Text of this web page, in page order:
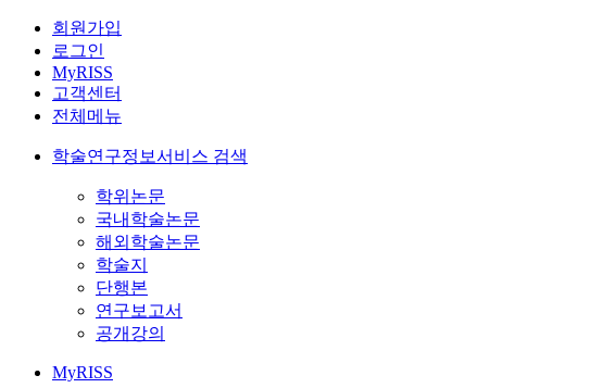
회원가입
로그인
MyRISS
고객센터
전체메뉴
학술연구정보서비스 검색
학위논문
국내학술논문
해외학술논문
학술지
단행본
연구보고서
공개강의
MyRISS